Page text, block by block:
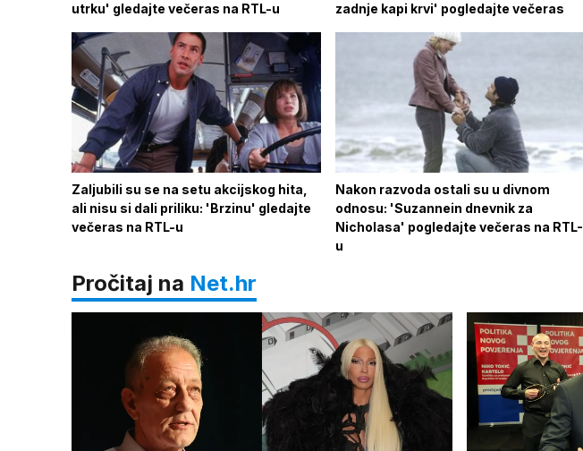
utrku' gledajte večeras na RTL-u
zadnje kapi krvi' pogledajte večeras
Zaljubili su se na setu akcijskog hita,
ali nisu si dali priliku: 'Brzinu' gledajte
večeras na RTL-u
Nakon razvoda ostali su u divnom
odnosu: 'Suzannein dnevnik za
Nicholasa' pogledajte večeras na RTL-
u
Pročitaj na Net.hr